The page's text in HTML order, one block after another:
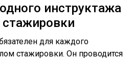
инструктажа
для каждого
стажировки. Он проводится